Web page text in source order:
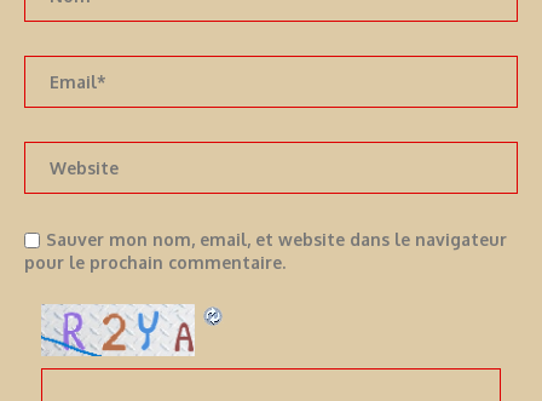
Sauver mon nom, email, et website dans le navigateur
pour le prochain commentaire.